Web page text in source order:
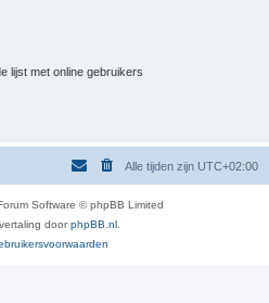
lijst met online gebruikers
Alle tijden zijn UTC+02:00
Software © phpBB Limited
doorphpBB.nl.